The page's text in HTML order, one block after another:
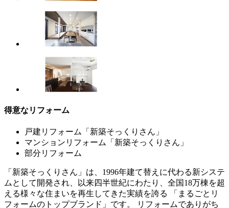
得意なリフォーム
戸建リフォーム「新築そっくりさん」
マンションリフォーム「新築そっくりさん」
部分リフォーム
「新築そっくりさん」は、1996年建て替えに代わる新システ
ムとして開発され、以来四半世紀にわたり、全国18万棟を超
える様々な住まいを再生してきた実績を誇る 「まるごとリ
フォームのトップブランド」です。 リフォームでありがち